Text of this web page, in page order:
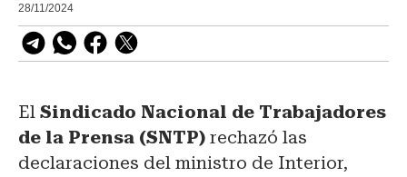
28/11/2024
El Sindicado Nacional de Trabajadores
de la Prensa (SNTP) rechazó las
declaraciones del ministro de Interior,